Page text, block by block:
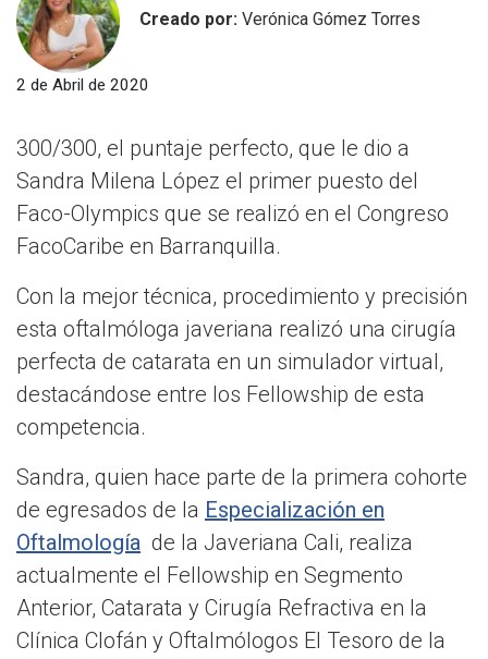
Creado por: Verónica Gómez Torres
2 de Abril de 2020
300/300, el puntaje perfecto, que le dio a
Sandra Milena López el primer puesto del
Faco-Olympics que se realizó en el Congreso
FacoCaribe en Barranquilla.
Con la mejor técnica, procedimiento y precisión
esta oftalmóloga javeriana realizó una cirugía
perfecta de catarata en un simulador virtual,
destacándose entre los Fellowship de esta
competencia.
Sandra, quien hace parte de la primera cohorte
de egresados de la Especialización en
Oftalmología de la Javeriana Cali, realiza
actualmente el Fellowship en Segmento
Anterior, Catarata y Cirugía Refractiva en la
Clínica Clofán y Oftalmólogos El Tesoro de la